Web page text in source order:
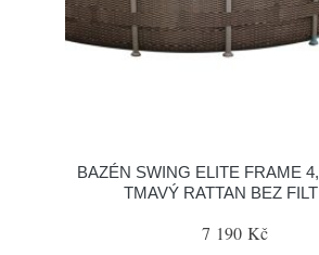
BAZÉN SWING ELITE FRAME
TMAVÝ RATTAN BEZ
7 190 Kč